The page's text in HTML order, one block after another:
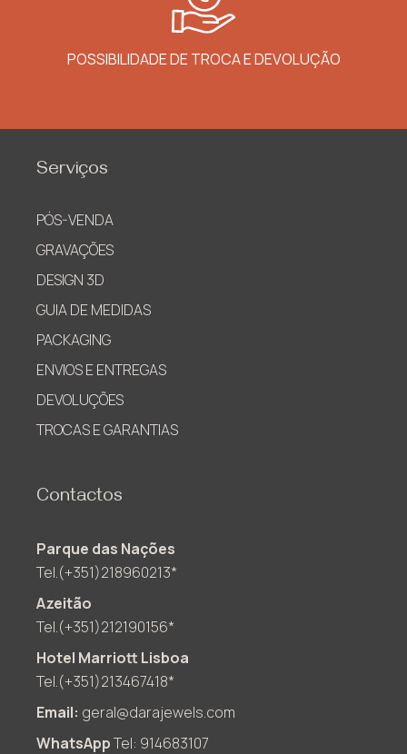
POSSIBILIDADE DE TROCA E DEVOLUÇÃO
Serviços
PÓS-VENDA
GRAVAÇÕES
DESIGN 3D
GUIA DE MEDIDAS
PACKAGING
ENVIOS E ENTREGAS
DEVOLUÇÕES
TROCAS E GARANTIAS
Contactos
Parque das Nações
Tel.(+351)218960213*
Azeitão
Tel.(+351)212190156*
Hotel Marriott Lisboa
Tel.(+351)213467418*
Email: geral@darajewels.com
WhatsAppTel: 914683107